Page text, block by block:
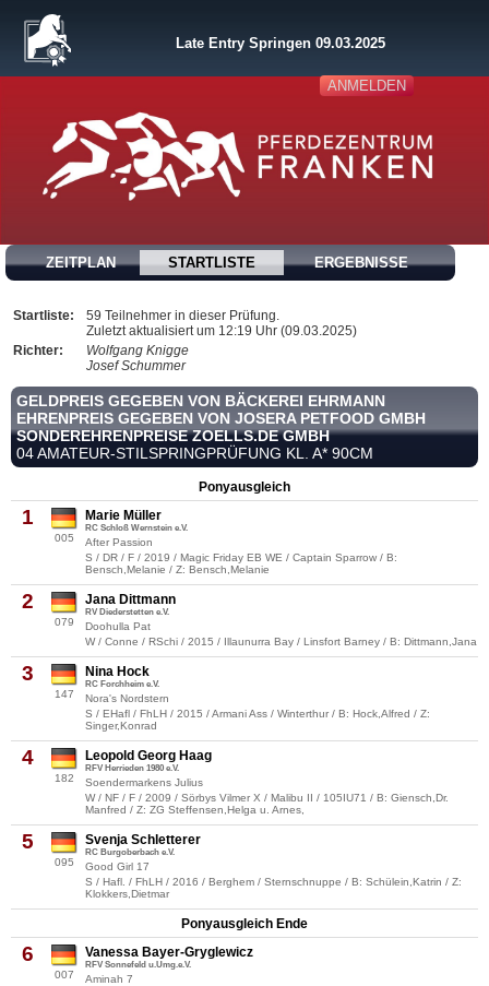
ANMELDEN
Late Entry Springen 09.03.2025
ZEITPLAN STARTLISTE ERGEBNISSE
Startliste:
59 Teilnehmer in dieser Prüfung.
Zuletzt aktualisiert um 12:19 Uhr (09.03.2025)
Richter:
Wolfgang Knigge
Josef Schummer
GELDPREIS GEGEBEN VON BÄCKEREI EHRMANN
EHRENPREIS GEGEBEN VON JOSERA PETFOOD GMBH
SONDEREHRENPREISE ZOELLS.DE GMBH
04 AMATEUR-STILSPRINGPRÜFUNG KL. A* 90CM
Ponyausgleich
1
005
Marie Müller
RC Schloß Wernstein e.V.
After Passion
S / DR / F / 2019 / Magic Friday EB WE / Captain Sparrow / B:
Bensch,Melanie / Z: Bensch,Melanie
2
079
Jana Dittmann
RV Diederstetten e.V.
Doohulla Pat
W / Conne / RSchi / 2015 / Illaunurra Bay / Linsfort Barney / B: Dittmann,Jana
3
147
Nina Hock
RC Forchheim e.V.
Nora's Nordstern
S / EHafl / FhLH / 2015 / Armani Ass / Winterthur / B: Hock,Alfred / Z:
Singer,Konrad
4
182
Leopold Georg Haag
RFV Herrieden 1980 e.V.
Soendermarkens Julius
W / NF / F / 2009 / Sörbys Vilmer X / Malibu II / 105IU71 / B: Giensch,Dr.
Manfred / Z: ZG Steffensen,Helga u. Arnes,
5
095
Svenja Schletterer
RC Burgoberbach e.V.
Good Girl 17
S / Hafl. / FhLH / 2016 / Berghem / Sternschnuppe / B: Schülein,Katrin / Z:
Klokkers,Dietmar
Ponyausgleich Ende
6
007
Vanessa Bayer-Gryglewicz
RFV Sonnefeld u.Umg.e.V.
Aminah 7